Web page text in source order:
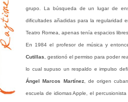
grupo. La búsqueda de un lugar de
dificultades añadidas para la regularidad
Teatro Romea, apenas tenía espacios
En 1984 el profesor de música y
Cutillas , gestionó el permiso para poder
lo cual supuso un respaldo e impulso
Ángel Marcos Martínez, de origen
escuela de idiomas Apple, el percusionista